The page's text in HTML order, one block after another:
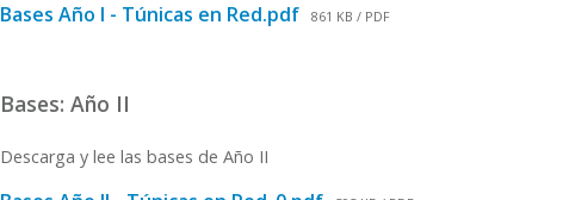
Bases Año I - Túnicas en Red.pdf 861 KB / PDF
Bases: Año II
Descarga y lee las bases de Año II